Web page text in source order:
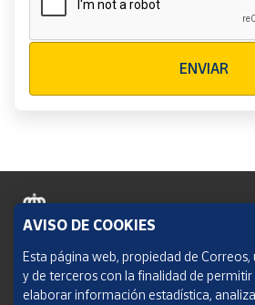
ENVIAR
Política de cookies
Aviso legal
AVISO DE COOKIES
Esta página web, propiedad de
y de terceros con la finalidad de permitir
elaborar información estadística,